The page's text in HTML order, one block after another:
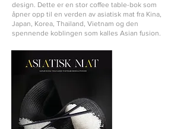
design. Dette er en stor coffee table-bok som
åpner opp til en verden av asiatisk mat fra Kina,
Japan, Korea, Thailand, Vietnam og den
spennende koblingen som kalles Asian fusion.